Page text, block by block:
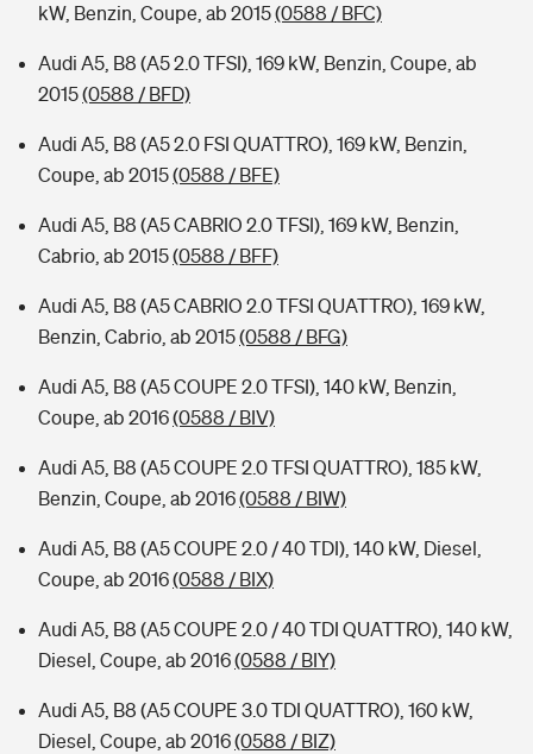
kW, Benzin, Coupe, ab 2015(0588 / BFC)
Audi A5, B8 (A5 2.0 TFSI), 169 kW, Benzin, Coupe, ab
2015(0588 / BFD)
Audi A5, B8 (A5 2.0 FSI QUATTRO), 169 kW, Benzin,
Coupe, ab 2015(0588 / BFE)
Audi A5, B8 (A5 CABRIO 2.0 TFSI), 169 kW, Benzin,
Cabrio, ab 2015(0588 / BFF)
Audi A5, B8 (A5 CABRIO 2.0 TFSI QUATTRO), 169 kW,
Benzin, Cabrio, ab 2015(0588 / BFG)
Audi A5, B8 (A5 COUPE 2.0 TFSI), 140 kW, Benzin,
Coupe, ab 2016(0588 / BIV)
Audi A5, B8 (A5 COUPE 2.0 TFSI QUATTRO), 185 kW,
Benzin, Coupe, ab 2016(0588 / BIW)
Audi A5, B8 (A5 COUPE 2.0 / 40 TDI), 140 kW, Diesel,
Coupe, ab 2016(0588 / BIX)
Audi A5, B8 (A5 COUPE 2.0 / 40 TDI QUATTRO), 140 kW,
Diesel, Coupe, ab 2016(0588 / BIY)
Audi A5, B8 (A5 COUPE 3.0 TDI QUATTRO), 160 kW,
Diesel, Coupe, ab 2016(0588 / BIZ)